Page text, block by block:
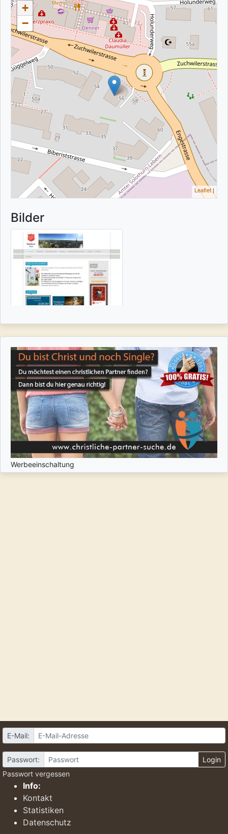
+
−
Leaflet|
Bilder
Werbeeinschaltung
E-Mail:
Passwort:
Login
Passwort vergessen
Info:
Kontakt
Statistiken
Datenschutz